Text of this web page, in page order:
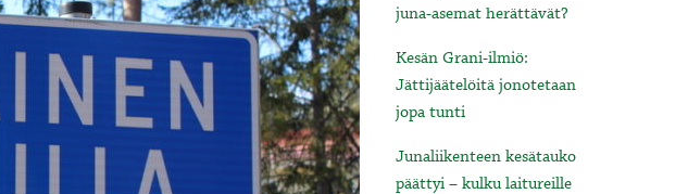
juna-asemat herättävät?
Kesän Grani-ilmiö:
Jättijäätelöitä jonotetaan
jopa tunti
Junaliikenteen kesätauko
päättyi – kulku laitureille